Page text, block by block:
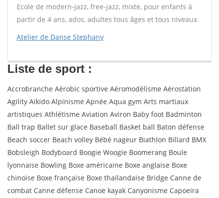
Ecole de modern-jazz, free-jazz, mixte, pour enfants à
partir de 4 ans, ados, adultes tous âges et tous niveaux.
Atelier de Danse Stephany
Liste de sport :
Accrobranche Aérobic sportive Aéromodélisme Aérostation
Agility Aikido Alpinisme Apnée Aqua gym Arts martiaux
artistiques Athlétisme Aviation Aviron Baby foot Badminton
Ball trap Ballet sur glace Baseball Basket ball Baton défense
Beach soccer Beach volley Bébé nageur Biathlon Billard BMX
Bobsleigh Bodyboard Boogie Woogie Boomerang Boule
lyonnaise Bowling Boxe américaine Boxe anglaise Boxe
chinoise Boxe française Boxe thaïlandaise Bridge Canne de
combat Canne défense Canoë kayak Canyonisme Capoeira